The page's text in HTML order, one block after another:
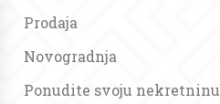
Prodaja
Novogradnja
Ponudite svoju nekretninu